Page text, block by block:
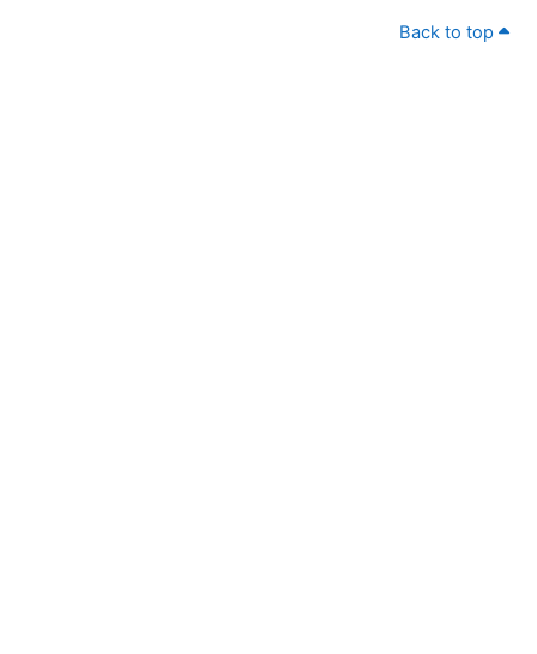
Back to top